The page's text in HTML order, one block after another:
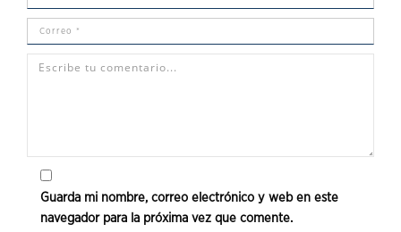
Guarda mi nombre, correo electrónico y web en este
navegador para la próxima vez que comente.